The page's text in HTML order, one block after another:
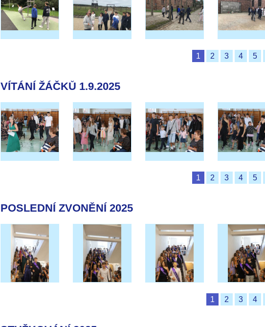
1 2 3 4 5
VÍTÁNÍ ŽÁČKŮ 1.9.2025
1 2 3 4 5
POSLEDNÍ ZVONĚNÍ 2025
1 2 3 4